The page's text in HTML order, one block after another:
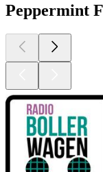
Peppermint